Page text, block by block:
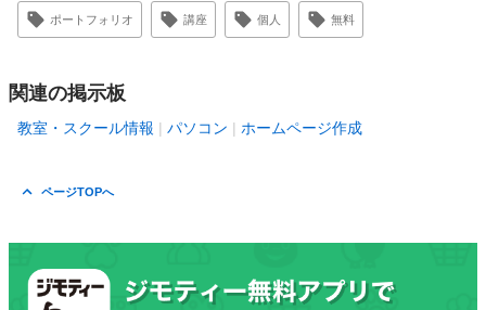
ポートフォリオ 講座 個人 無料
関連の掲示板
教室・スクール情報 パソコン ホームページ作成
ページTOPへ